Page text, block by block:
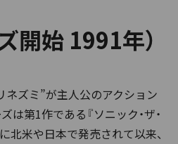
開始 1991年）
ネズミ”が主人公のアクション
は第1作である『ソニック・ザ・
北米や日本で発売されて以来、